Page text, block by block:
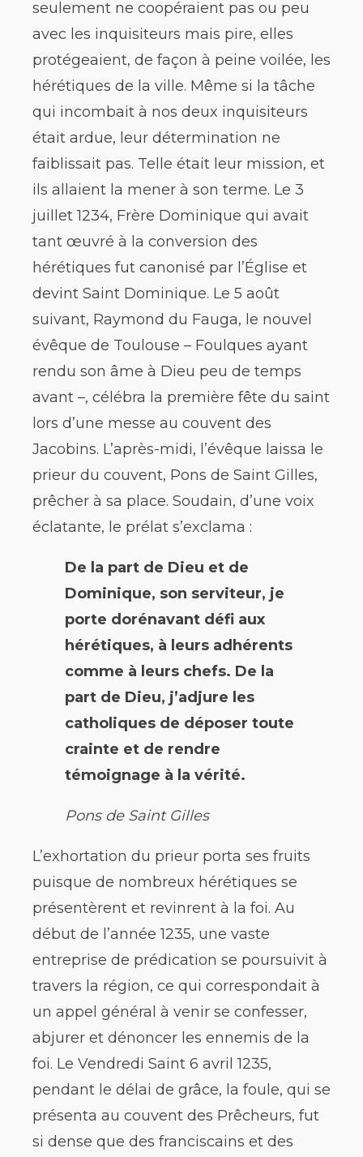
seulement ne coopéraient pas ou peu
avec les inquisiteurs mais pire, elles
protégeaient, de façon à peine voilée, les
hérétiques de la ville. Même si la tâche
qui incombait à nos deux inquisiteurs
était ardue, leur détermination ne
faiblissait pas. Telle était leur mission, et
ils allaient la mener à son terme. Le 3
juillet 1234, Frère Dominique qui avait
tant œuvré à la conversion des
hérétiques fut canonisé par l’Église et
devint Saint Dominique. Le 5 août
suivant, Raymond du Fauga, le nouvel
évêque de Toulouse – Foulques ayant
rendu son âme à Dieu peu de temps
avant –, célébra la première fête du saint
lors d’une messe au couvent des
Jacobins. L’après-midi, l’évêque laissa le
prieur du couvent, Pons de Saint Gilles,
prêcher à sa place. Soudain, d’une voix
éclatante, le prélat s’exclama :
De la part de Dieu et de
Dominique, son serviteur, je
porte dorénavant défi aux
hérétiques, à leurs adhérents
comme à leurs chefs. De la
part de Dieu, j’adjure les
catholiques de déposer toute
crainte et de rendre
témoignage à la vérité.
Pons de Saint Gilles
L’exhortation du prieur porta ses fruits
puisque de nombreux hérétiques se
présentèrent et revinrent à la foi. Au
début de l’année 1235, une vaste
entreprise de prédication se poursuivit à
travers la région, ce qui correspondait à
un appel général à venir se confesser,
abjurer et dénoncer les ennemis de la
foi. Le Vendredi Saint 6 avril 1235,
pendant le délai de grâce, la foule, qui se
présenta au couvent des Prêcheurs, fut
si dense que des franciscains et des